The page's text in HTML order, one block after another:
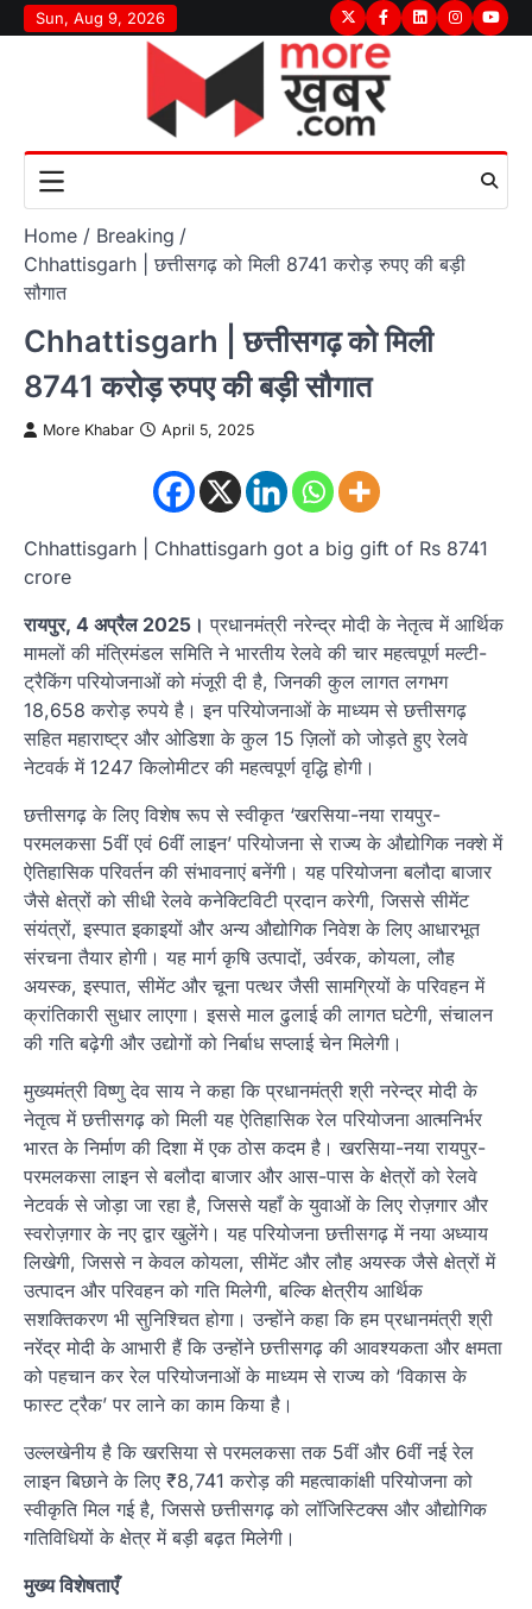
Skip
to
Sun, Aug 9, 2026 TwitterFacebook
LinkedInInstagram
Home
Breaking
Chhattisgarh | छत्तीसगढ़ को मिली 8741 करोड़ रुपए की बड़ी
सौगात
Chhattisgarh | छत्तीसगढ़ को मिली
8741 करोड़ रुपए की बड़ी सौगात
More Khabar April 5, 2025
Chhattisgarh | Chhattisgarh got a big gift of Rs 8741
crore
रायपुर, 4 अप्रैल 2025। प्रधानमंत्री नरेन्द्र मोदी के नेतृत्व में आर्थिक
मामलों की मंत्रिमंडल समिति ने भारतीय रेलवे की चार महत्वपूर्ण मल्टी-
ट्रैकिंग परियोजनाओं को मंजूरी दी है, जिनकी कुल लागत लगभग
18,658 करोड़ रुपये है। इन परियोजनाओं के माध्यम से छत्तीसगढ़
सहित महाराष्ट्र और ओडिशा के कुल 15 ज़िलों को जोड़ते हुए रेलवे
नेटवर्क में 1247 किलोमीटर की महत्वपूर्ण वृद्धि होगी।
छत्तीसगढ़ के लिए विशेष रूप से स्वीकृत ‘खरसिया-नया रायपुर-
परमलकसा 5वीं एवं 6वीं लाइन’ परियोजना से राज्य के औद्योगिक नक्शे में
ऐतिहासिक परिवर्तन की संभावनाएं बनेंगी। यह परियोजना बलौदा बाजार
जैसे क्षेत्रों को सीधी रेलवे कनेक्टिविटी प्रदान करेगी, जिससे सीमेंट
संयंत्रों, इस्पात इकाइयों और अन्य औद्योगिक निवेश के लिए आधारभूत
संरचना तैयार होगी। यह मार्ग कृषि उत्पादों, उर्वरक, कोयला, लौह
अयस्क, इस्पात, सीमेंट और चूना पत्थर जैसी सामग्रियों के परिवहन में
क्रांतिकारी सुधार लाएगा। इससे माल ढुलाई की लागत घटेगी, संचालन
की गति बढ़ेगी और उद्योगों को निर्बाध सप्लाई चेन मिलेगी।
मुख्यमंत्री विष्णु देव साय ने कहा कि प्रधानमंत्री श्री नरेन्द्र मोदी के
नेतृत्व में छत्तीसगढ़ को मिली यह ऐतिहासिक रेल परियोजना आत्मनिर्भर
भारत के निर्माण की दिशा में एक ठोस कदम है। खरसिया-नया रायपुर-
परमलकसा लाइन से बलौदा बाजार और आस-पास के क्षेत्रों को रेलवे
नेटवर्क से जोड़ा जा रहा है, जिससे यहाँ के युवाओं के लिए रोज़गार और
स्वरोज़गार के नए द्वार खुलेंगे। यह परियोजना छत्तीसगढ़ में नया अध्याय
लिखेगी, जिससे न केवल कोयला, सीमेंट और लौह अयस्क जैसे क्षेत्रों में
उत्पादन और परिवहन को गति मिलेगी, बल्कि क्षेत्रीय आर्थिक
सशक्तिकरण भी सुनिश्चित होगा। उन्होंने कहा कि हम प्रधानमंत्री श्री
नरेंद्र मोदी के आभारी हैं कि उन्होंने छत्तीसगढ़ की आवश्यकता और क्षमता
को पहचान कर रेल परियोजनाओं के माध्यम से राज्य को ‘विकास के
फास्ट ट्रैक’ पर लाने का काम किया है।
उल्लखेनीय है कि खरसिया से परमलकसा तक 5वीं और 6वीं नई रेल
लाइन बिछाने के लिए ₹8,741 करोड़ की महत्वाकांक्षी परियोजना को
स्वीकृति मिल गई है, जिससे छत्तीसगढ़ को लॉजिस्टिक्स और औद्योगिक
गतिविधियों के क्षेत्र में बड़ी बढ़त मिलेगी।
मुख्य विशेषताएँ